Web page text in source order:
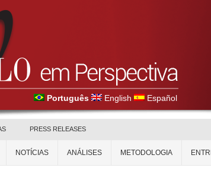
Português English Español
PRESS RELEASES
NOTÍCIAS ANÁLISES METODOLOGIA